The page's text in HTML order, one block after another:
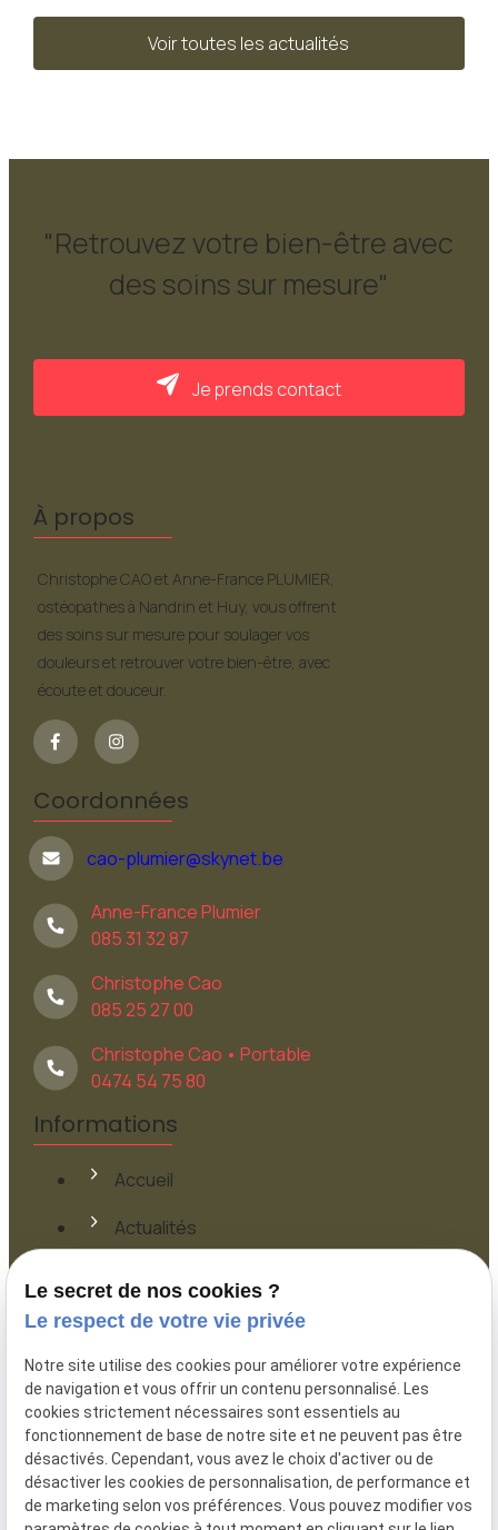
Voir toutes les actualités
"Retrouvez votre bien-être avec
des soins sur mesure"
Je prends contact
À propos
Christophe CAO et Anne-France PLUMIER,
ostéopathes à Nandrin et Huy, vous offrent
des soins sur mesure pour soulager vos
douleurs et retrouver votre bien-être, avec
écoute et douceur.
Coordonnées
cao-plumier@skynet.be
Anne-France Plumier
085 31 32 87
Christophe Cao
085 25 27 00
Christophe Cao • Portable
0474 54 75 80
Informations
Accueil
Actualités
Plan du site
Mentions légales
Politique de confidentialité
Gestion des cookies
Le secret de nos cookies ?
Le respect de votre vie privée
Notre site utilise des cookies pour améliorer votre expérience
de navigation et vous offrir un contenu personnalisé. Les
cookies strictement nécessaires sont essentiels au
fonctionnement de base de notre site et ne peuvent pas être
désactivés. Cependant, vous avez le choix d'activer ou de
désactiver les cookies de personnalisation, de performance et
de marketing selon vos préférences. Vous pouvez modifier vos